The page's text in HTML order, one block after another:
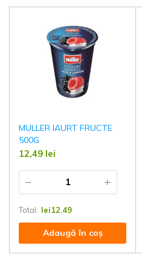
MULLER IAURT FRUCTE
500G
12,49 lei
Total: lei12.49
Adaugă în coș